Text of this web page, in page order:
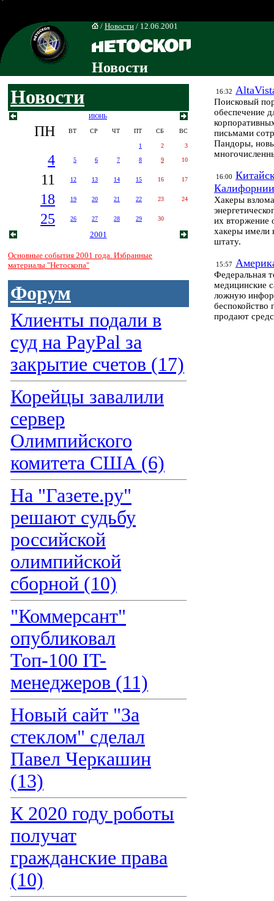
/ Новости / 12.06.2001
Новости
Новости
ИЮНЬ
ПН ВТ СР ЧТ ПТ СБ ВС
1 2 3
4 5 6 7 8 9 10
11 12 13 14 15 16 17
18 19 20 21 22 23 24
25 26 27 28 29 30
2001
Основные события 2001 года. Избранные
материалы "Нетоскопа"
Форум
Клиенты подали в
суд на PayPal за
закрытие счетов (17)
Корейцы завалили
сервер
Олимпийского
комитета США (6)
На "Газете.ру"
решают судьбу
российской
олимпийской
сборной (10)
"Коммерсант"
опубликовал
Топ-100 IT-
менеджеров (11)
Новый сайт "За
стеклом" сделал
Павел Черкашин
(13)
К 2020 году роботы
получат
гражданские права
(10)
16:32
Поисковый
обеспечение
письмами
Пандоры,
16:00
Калифорнии
Хакеры
их вторжение
хакеры имели
штату.
15:57
Федеральная
медицинские
ложную
беспокойство
продают